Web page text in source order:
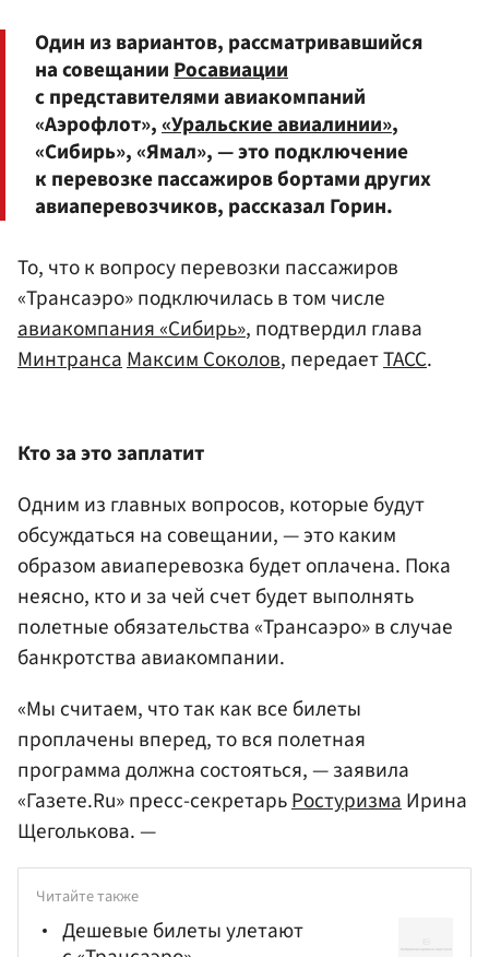
Один из вариантов, рассматривавшийся
на совещанииРосавиации
с представителями авиакомпаний
«Аэрофлот»,«Уральские авиалинии»,
«Сибирь», «Ямал», — это подключение
к перевозке пассажиров бортами других
авиаперевозчиков, рассказал Горин.
То, что к вопросу перевозки пассажиров
«Трансаэро» подключилась в том числе
авиакомпания «Сибирь», подтвердил глава
МинтрансаМаксим Соколов, передаетТАСС.
Кто за это заплатит
Одним из главных вопросов, которые будут
обсуждаться на совещании, — это каким
образом авиаперевозка будет оплачена. Пока
неясно, кто и за чей счет будет выполнять
полетные обязательства «Трансаэро» в случае
банкротства авиакомпании.
«Мы считаем, что так как все билеты
проплачены вперед, то вся полетная
программа должна состояться, — заявила
«Газете.Ru» пресс-секретарьРостуризмаИрина
Щеголькова. —
Читайте также
Дешевые билеты улетают